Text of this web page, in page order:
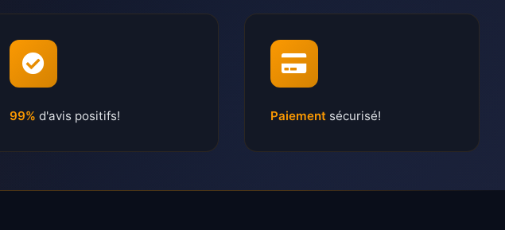
99% d'avis positifs! Paiement sécurisé!